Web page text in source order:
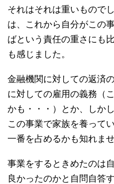
それはそれは重いもので
は、これから自分がこの
ばという責任の重さにも
も感じました。
金融機関に対しての返済
に対しての雇用の義務（
かも・・・）とか、しか
この事業で家族を養って
一番を占めるかも知れませ
事業をするときめたのは
良かったのかと自問自答